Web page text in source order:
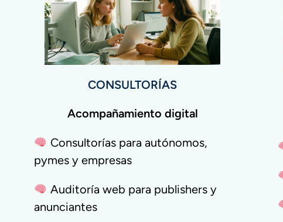
CONSULTORÍAS
Acompañamiento digital
Consultorías para autónomos,
pymes y empresas
Auditoría web para publishers y
anunciantes